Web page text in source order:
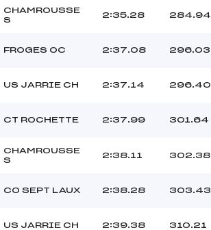
CHAMROUSSE
S
2:35.28 284.94
FROGES OC 2:37.08 296.03
US JARRIE CH 2:37.14 296.40
CT ROCHETTE 2:37.99 301.64
CHAMROUSSE
S
2:38.11 302.38
CO SEPT LAUX 2:38.28 303.43
US JARRIE CH 2:39.38 310.21